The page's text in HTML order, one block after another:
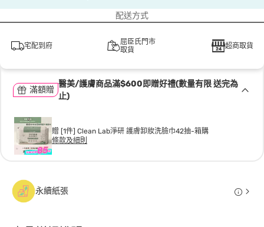
配送方式
宅配到府
屈臣氏門市
取貨
超商取貨
滿額贈
醫美/護膚商品滿$600即贈好禮(數量有限 送完為
止)
贈 [1件] Clean Lab淨研 護膚卸妝洗臉巾42抽-箱購
條款及細則
永續紙張